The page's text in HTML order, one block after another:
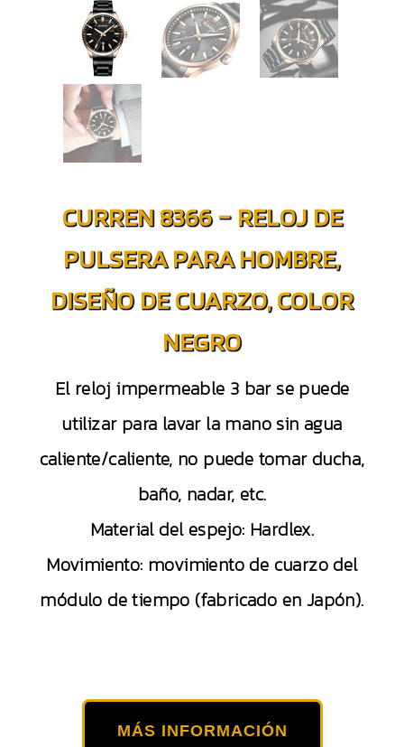
CURREN 8366 – RELOJ DE
PULSERA PARA HOMBRE,
DISEÑO DE CUARZO, COLOR
NEGRO
El reloj impermeable 3 bar se puede
utilizar para lavar la mano sin agua
caliente/caliente, no puede tomar ducha,
baño, nadar, etc.
Material del espejo: Hardlex.
Movimiento: movimiento de cuarzo del
módulo de tiempo (fabricado en Japón).
MÁS INFORMACIÓN